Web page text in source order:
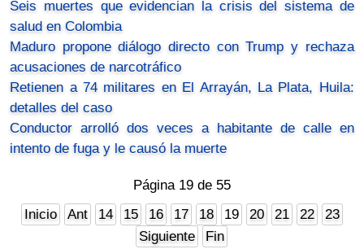
Seis muertes que evidencian la crisis del sistema de
salud en Colombia
Maduro propone diálogo directo con Trump y rechaza
acusaciones de narcotráfico
Retienen a 74 militares en El Arrayán, La Plata, Huila:
detalles del caso
Conductor arrolló dos veces a habitante de calle en
intento de fuga y le causó la muerte
Página 19 de 55
Inicio
Ant 14 15 16 17 18 19 20 21 22
23
Siguiente
Fin